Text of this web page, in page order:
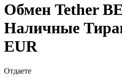
Обмен Tether
Наличные
EUR
Отдаете